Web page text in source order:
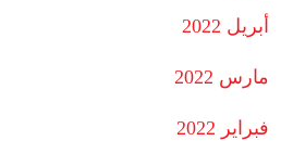
أبريل 2022
مارس 2022
فبراير 2022